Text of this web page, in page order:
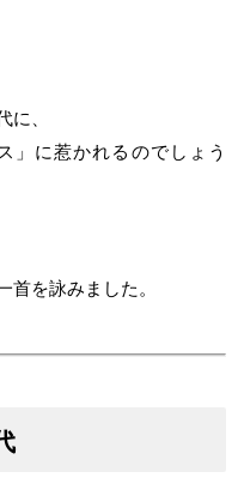
に、
」に惹かれるのでしょう
首を詠みました。